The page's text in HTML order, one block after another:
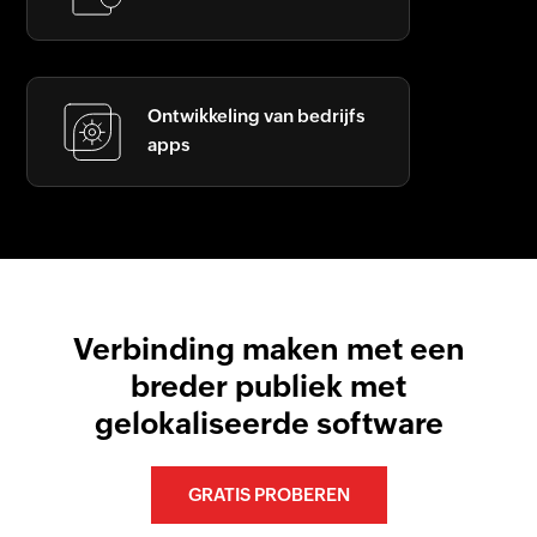
Ontwikkeling van bedrijfs
apps
Verbinding maken met een
breder publiek met
gelokaliseerde software
GRATIS PROBEREN